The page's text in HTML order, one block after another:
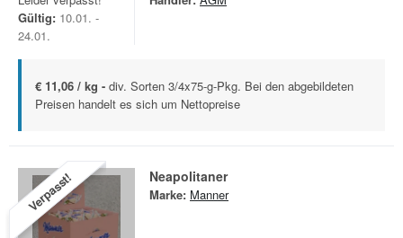
Gültig: 10.01. -
24.01.
€ 11,06 / kg - div. Sorten 3/4x75-g-Pkg. Bei den abgebildeten
Preisen handelt es sich um Nettopreise
Verpasst! Neapolitaner
Marke: Manner